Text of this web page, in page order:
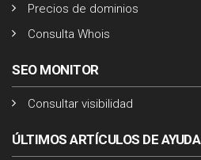
Precios de dominios
Consulta Whois
SEO MONITOR
Consultar visibilidad
ÚLTIMOS ARTÍCULOS DE AYUDA